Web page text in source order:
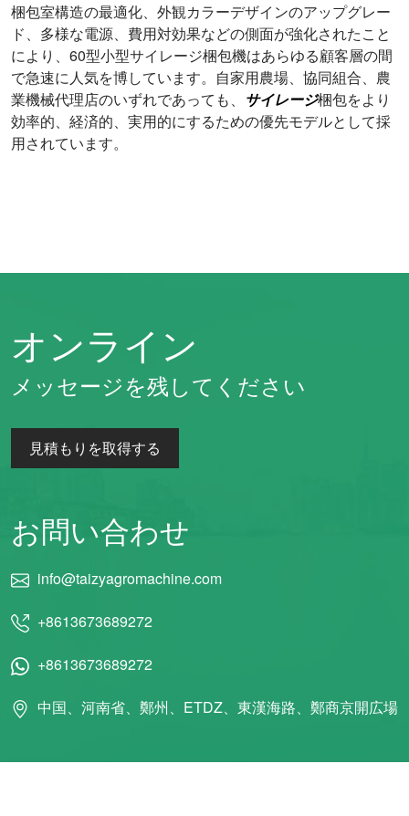
梱包室構造の最適化、外観カラーデザインのアップグレー
ド、多様な電源、費用対効果などの側面が強化されたこと
により、60型小型サイレージ梱包機はあらゆる顧客層の間
で急速に人気を博しています。自家用農場、協同組合、農
業機械代理店のいずれであっても、 サイレージ梱包をより
効率的、経済的、実用的にするための優先モデルとして採
用されています。
オンライン
メッセージを残してください
見積もりを取得する
お問い合わせ
info@taizyagromachine.com
+8613673689272
+8613673689272
中国、河南省、鄭州、ETDZ、東漢海路、鄭商京開広場